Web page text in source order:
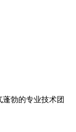
勃的专业技术团